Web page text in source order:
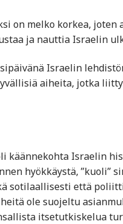
on melko korkea, joten
ja nauttia Israelin
Israelin
aiheita, jotka
Israelin
hyökkäystä, ”kuoli”
sotilaallisesti että
ole suojeltu
itsetutkiskelua